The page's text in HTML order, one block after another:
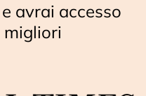
e avrai accesso
migliori